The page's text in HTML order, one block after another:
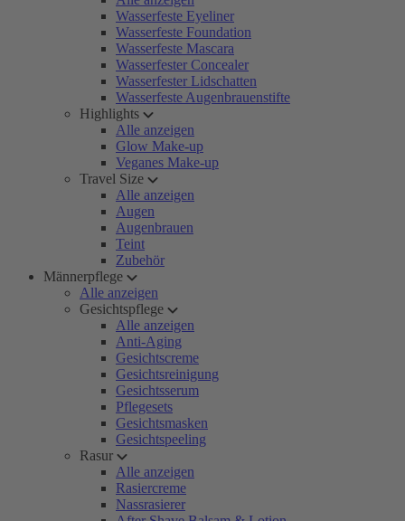
Wasserfeste Eyeliner
Wasserfeste Foundation
Wasserfeste Mascara
Wasserfester Concealer
Wasserfester Lidschatten
Wasserfeste Augenbrauenstifte
Highlights
Alle anzeigen
Glow Make-up
Veganes Make-up
Travel Size
Alle anzeigen
Augen
Augenbrauen
Teint
Zubehör
Männerpflege
Alle anzeigen
Gesichtspflege
Alle anzeigen
Anti-Aging
Gesichtscreme
Gesichtsreinigung
Gesichtsserum
Pflegesets
Gesichtsmasken
Gesichtspeeling
Rasur
Alle anzeigen
Rasiercreme
Nassrasierer